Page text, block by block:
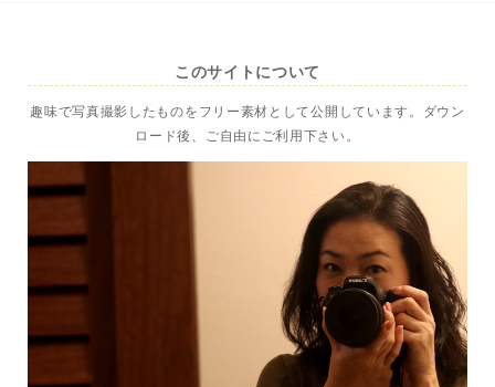
このサイトについて
趣味で写真撮影したものをフリー素材として公開しています。ダウン
ロード後、ご自由にご利用下さい。